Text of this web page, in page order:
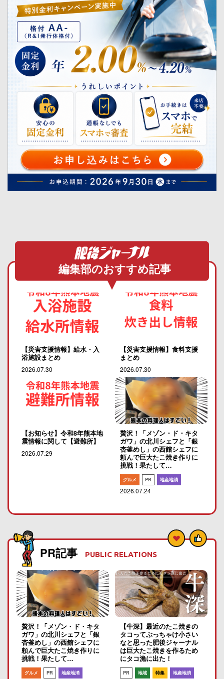
編集部のおすすめ記事
【災害支援情報】給水・入
浴施設まとめ
2026.07.30
【災害支援情報】食料支援
まとめ
2026.07.30
【お知らせ】令和8年熊本地
震情報に関して【避難所】
2026.07.29
贅沢！「メゾン・ド・キタ
ガワ」の北川シェフと「銀
杏釜めし」の西館シェフに
頼んで巨大たこ焼き作りに
挑戦！果たして…
グルメ PR 地産地消
2026.07.24
PR記事 PUBLIC RELATIONS
贅沢！「メゾン・ド・キタ
ガワ」の北川シェフと「銀
杏釜めし」の西館シェフに
頼んで巨大たこ焼き作りに
挑戦！果たして…
グルメ PR 地産地消
【牛深】最近のたこ焼きの
タコってぶっちゃけ小さい
なと思った肥後ジャーナル
は巨大たこ焼きを作るため
にタコ漁に出た！
PR 地域 特集 地産地消